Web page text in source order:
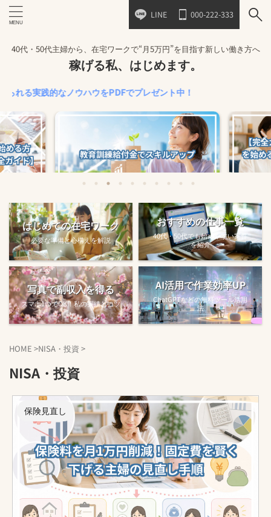
LINE 000-222-333
40代・50代主婦から、在宅ワークで“月5万円”を目指す新しい働き方へ
稼げる私、はじめます。
的なノウハウをPDFでプレゼント中！
る方法
教育訓練給付金で賢くスキルアップする
方法【主婦でも使え...
【完全ガ
はじめての在宅ワーク
必要な準備と心構えを解説
おすすめの仕事一覧
40代・50代でも始めやすい案件
を紹介
写真で副収入を得る
スマホ1つでOK！私の実績とコツ
AI活用で作業効率UP
ChatGPTなどの無料ツール活用
法
HOME >NISA・投資 >
NISA・投資
保険見直し